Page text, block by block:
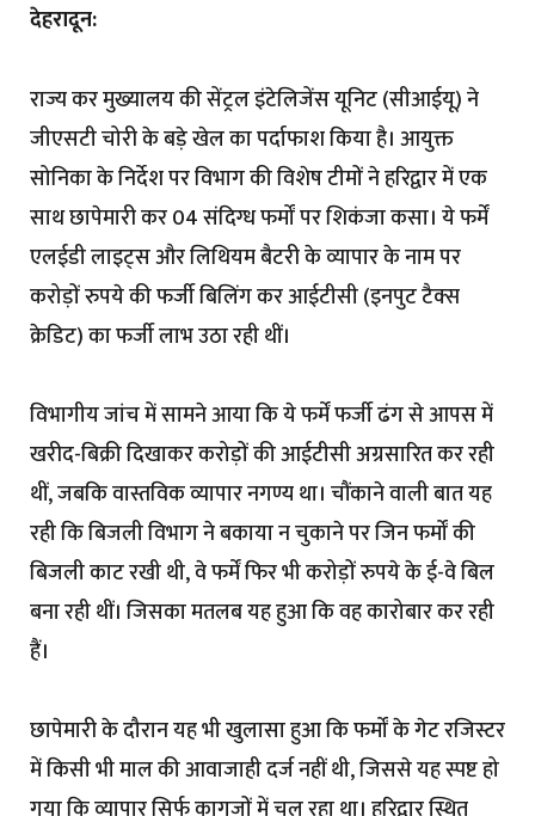
देहरादून:
राज्य कर मुख्यालय की सेंट्रल इंटेलिजेंस यूनिट (सीआईयू) ने
जीएसटी चोरी के बड़े खेल का पर्दाफाश किया है। आयुक्त
सोनिका के निर्देश पर विभाग की विशेष टीमों ने हरिद्वार में एक
साथ छापेमारी कर 04 संदिग्ध फर्मों पर शिकंजा कसा। ये फर्में
एलईडी लाइट्स और लिथियम बैटरी के व्यापार के नाम पर
करोड़ों रुपये की फर्जी बिलिंग कर आईटीसी (इनपुट टैक्स
क्रेडिट) का फर्जी लाभ उठा रही थीं।
विभागीय जांच में सामने आया कि ये फर्में फर्जी ढंग से आपस में
खरीद-बिक्री दिखाकर करोड़ों की आईटीसी अग्रसारित कर रही
थीं, जबकि वास्तविक व्यापार नगण्य था। चौंकाने वाली बात यह
रही कि बिजली विभाग ने बकाया न चुकाने पर जिन फर्मों की
बिजली काट रखी थी, वे फर्में फिर भी करोड़ों रुपये के ई-वे बिल
बना रही थीं। जिसका मतलब यह हुआ कि वह कारोबार कर रही
हैं।
छापेमारी के दौरान यह भी खुलासा हुआ कि फर्मों के गेट रजिस्टर
में किसी भी माल की आवाजाही दर्ज नहीं थी, जिससे यह स्पष्ट हो